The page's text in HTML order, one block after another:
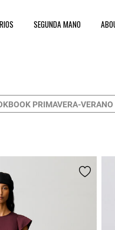
SEGUNDA MANO
PRIMAVERA-